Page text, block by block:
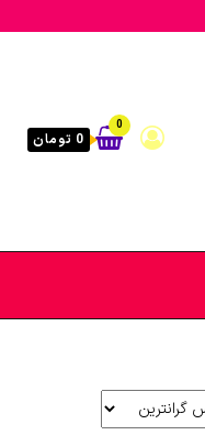
0
0 تومان